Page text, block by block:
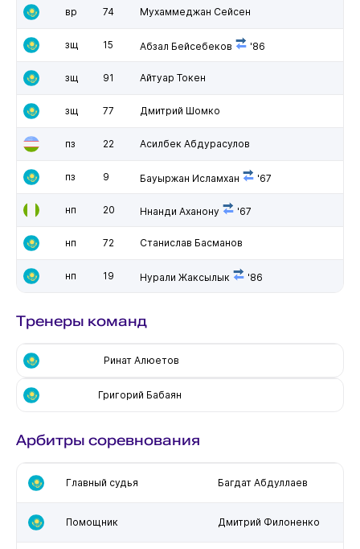
вр 74 Мухаммеджан Сейсен
зщ 15 Абзал Бейсебеков '86
зщ 91 Айтуар Токен
зщ 77 Дмитрий Шомко
пз 22 Асилбек Абдурасулов
пз 9 Бауыржан Исламхан '67
нп 20 Ннанди Аханону '67
нп 72 Станислав Басманов
нп 19 Нурали Жаксылык '86
Тренеры команд
Ринат Алюетов
Григорий Бабаян
Арбитры соревнования
Главный судья Багдат Абдуллаев
Помощник Дмитрий Филоненко